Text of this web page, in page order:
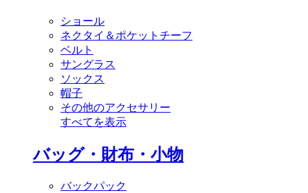
ショール
ネクタイ＆ポケットチーフ
ベルト
サングラス
ソックス
帽子
その他のアクセサリー
すべてを表示
バッグ・財布・小物
バックパック